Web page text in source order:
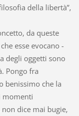
della libertà”,
da queste
esse evocano -
degli oggetti sono
Pongo fra
benissimo che la
momenti
non dice mai bugie,